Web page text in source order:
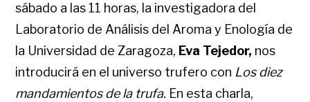
sábado a las 11 horas, la investigadora del
Laboratorio de Análisis del Aroma y Enología de
la Universidad de Zaragoza, Eva Tejedor, nos
introducirá en el universo trufero con Los diez
mandamientos de la trufa. En esta charla,